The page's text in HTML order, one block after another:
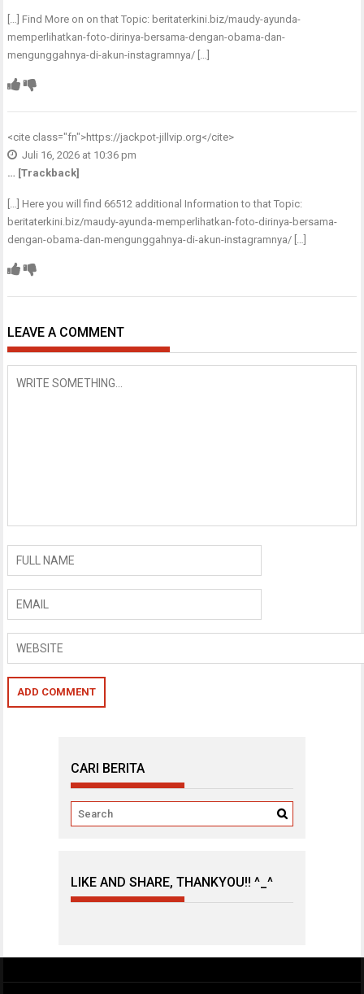
[…] Find More on on that Topic: beritaterkini.biz/maudy-ayunda-
memperlihatkan-foto-dirinya-bersama-dengan-obama-dan-
mengunggahnya-di-akun-instagramnya/ […]
<cite class="fn">https://jackpot-jillvip.org</cite>
Juli 16, 2026 at 10:36 pm
… [Trackback]
[…] Here you will find 66512 additional Information to that Topic:
beritaterkini.biz/maudy-ayunda-memperlihatkan-foto-dirinya-bersama-
dengan-obama-dan-mengunggahnya-di-akun-instagramnya/ […]
LEAVE A COMMENT
CARI BERITA
LIKE AND SHARE, THANKYOU!! ^_^